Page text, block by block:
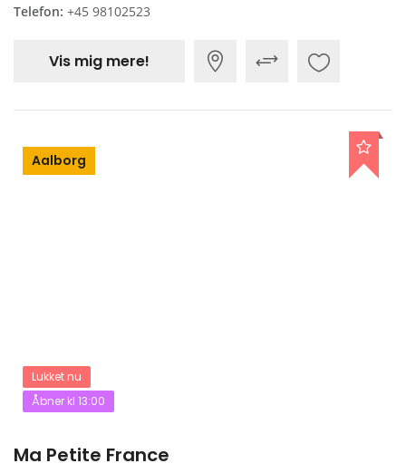
Telefon: +45 98102523
Vis mig mere!
Aalborg
Lukket nu
Åbner kl 13:00
Ma Petite France